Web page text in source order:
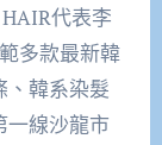
代表李
多款最新韓
、韓系染髮
一線沙龍市